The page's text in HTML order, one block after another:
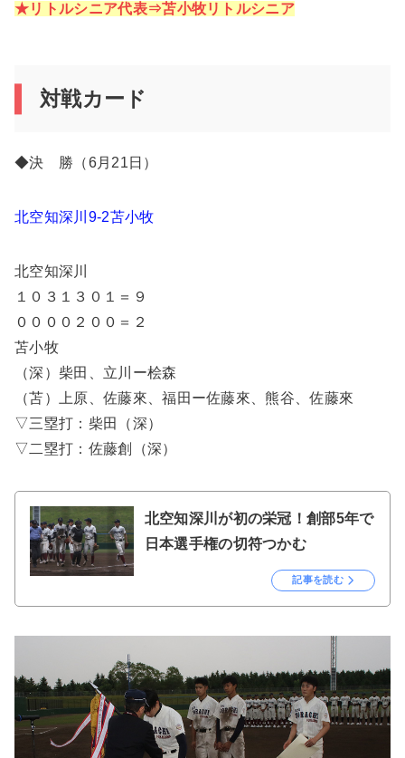
★リトルシニア代表⇒苫小牧リトルシニア
対戦カード
◆決 勝（6月21日）
北空知深川9-2苫小牧
北空知深川
１０３１３０１＝９
００００２００＝２
苫小牧
（深）柴田、立川ー桧森
（苫）上原、佐藤來、福田ー佐藤來、熊谷、佐藤來
▽三塁打：柴田（深）
▽二塁打：佐藤創（深）
北空知深川が初の栄冠！創部5年で
日本選手権の切符つかむ
記事を読む